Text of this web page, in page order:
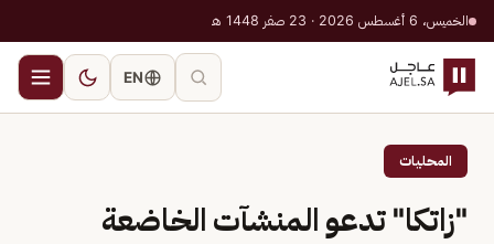
الخميس، 6 أغسطس 2026 · 23 صفر 1448 هـ
EN
المحليات
"زاتكا" تدعو المنشآت الخاضعة